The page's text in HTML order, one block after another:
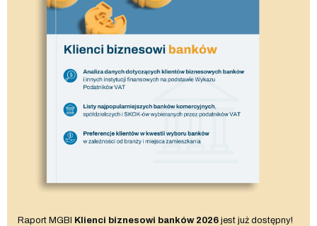
Raport MGBI Klienci biznesowi banków 2026 jest już dostępny!